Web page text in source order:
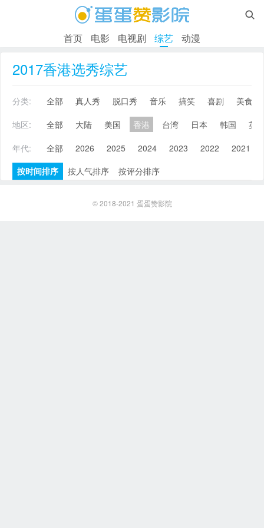

首页 电影 电视剧 综艺 动漫
2017香港选秀综艺
分类: 全部 真人秀 脱口秀 音乐 搞笑 喜剧
美食
地区:
全部 大陆 美国 香港 台湾 日本 韩国
英
年代:
全部 2026 2025 2024 2023 2022 2021
按时间排序
按人气排序 按评分排序
© 2018-2021 蛋蛋赞影院